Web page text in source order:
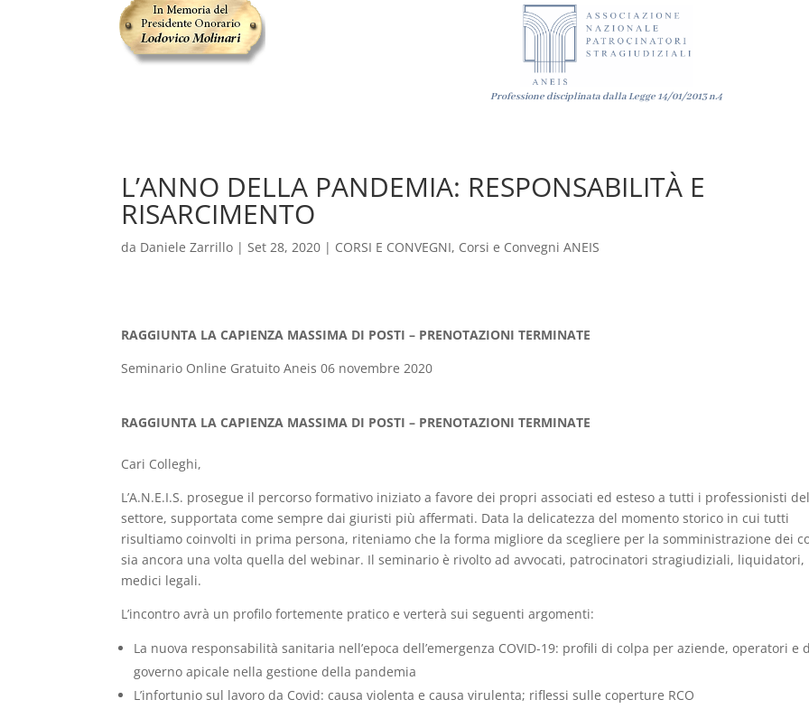
Professione disciplinata dalla Legge 14/01/2013n.4
L’ANNO DELLA PANDEMIA: RESPONSABILITÀ E
RISARCIMENTO
da Daniele Zarrillo |Set 28, 2020 | CORSI E CONVEGNI, Corsi e Convegni ANEIS
RAGGIUNTA LA CAPIENZA MASSIMA DI POSTI – PRENOTAZIONI TERMINATE
Seminario Online Gratuito Aneis 06 novembre 2020
RAGGIUNTA LA CAPIENZA MASSIMA DI POSTI – PRENOTAZIONI TERMINATE
Cari Colleghi,
L’A.N.E.I.S. prosegue il percorso formativo iniziato a favore dei propri associati ed esteso a tutti i professionisti
settore, supportata come sempre dai giuristi più affermati. Data la delicatezza del momento storico in cui tutti
risultiamo coinvolti in prima persona, riteniamo che la forma migliore da scegliere per la somministrazione dei
sia ancora una volta quella del webinar. Il seminario è rivolto ad avvocati, patrocinatori stragiudiziali, liquidatori,
medici legali.
L’incontro avrà un profilo fortemente pratico e verterà sui seguenti argomenti:
La nuova responsabilità sanitaria nell’epoca dell’emergenza COVID-19: profili di colpa per aziende, operatori e
governo apicale nella gestione della pandemia
L’infortunio sul lavoro da Covid: causa violenta e causa virulenta; riflessi sulle coperture RCO